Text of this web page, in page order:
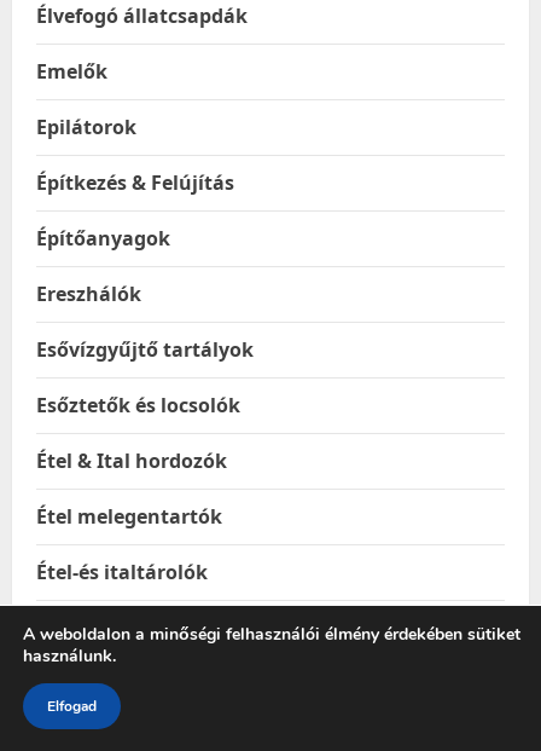
Élvefogó állatcsapdák
Emelők
Epilátorok
Építkezés & Felújítás
Építőanyagok
Ereszhálók
Esővízgyűjtő tartályok
Esőztetők és locsolók
Étel & Ital hordozók
Étel melegentartók
Étel-és italtárolók
Ételhordók
Ételtakaró búrák
A weboldalon a minőségi felhasználói élmény érdekében sütiket
használunk.
Elfogad